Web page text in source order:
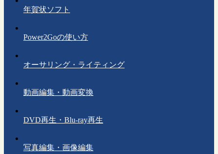
年賀状ソフト
Power2Goの使い方
オーサリング・ライティング
動画編集・動画変換
DVD再生・Blu-ray再生
写真編集・画像編集